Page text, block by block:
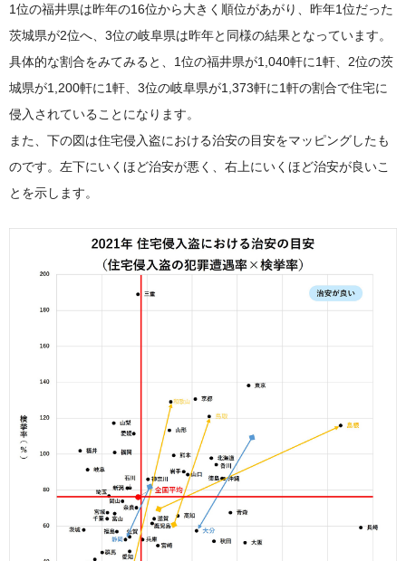
1位の福井県は昨年の16位から大きく順位があがり、昨年1位だった
茨城県が2位へ、3位の岐阜県は昨年と同様の結果となっています。
具体的な割合をみてみると、1位の福井県が1,040軒に1軒、2位の茨
城県が1,200軒に1軒、3位の岐阜県が1,373軒に1軒の割合で住宅に
侵入されていることになります。
また、下の図は住宅侵入盗における治安の目安をマッピングしたも
のです。左下にいくほど治安が悪く、右上にいくほど治安が良いこ
とを示します。